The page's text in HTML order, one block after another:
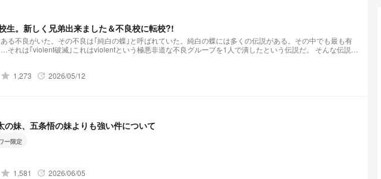
生。新しく兄弟出来ました＆不良校に転校?!
る不良がいた。その不良は｢純白の蝶｣と呼ばれていた。純白の蝶には多くの伝説がある。その中でも最も有
れは｢violent破滅｣これはviolentという極悪非道な不良グループを1人で潰したという伝説だ。 そんな伝説を
grade 1,273 update 2026/05/12
の妹、五条悟の妹よりも強い件について
ー限定
grade 1,581 update 2026/06/05